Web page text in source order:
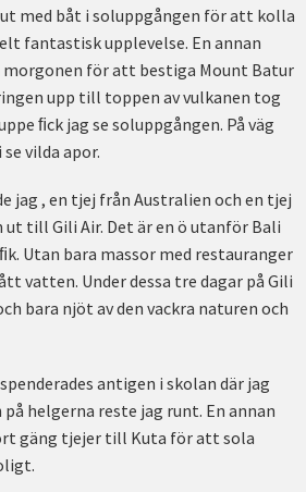
med båt i soluppgången för att kolla
fantastisk upplevelse. En annan
morgonen för att bestiga Mount Batur
upp till toppen av vulkanen tog
ﬁck jag se soluppgången. På väg
vilda apor.
jag , en tjej från Australien och en tjej
till Gili Air. Det är en ö utanför Bali
Utan bara massor med restauranger
vatten. Under dessa tre dagar på Gili
bara njöt av den vackra naturen och
antigen i skolan där jag
helgerna reste jag runt. En annan
gäng tjejer till Kuta för att sola